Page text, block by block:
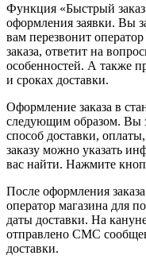
Функция «Быстрый
оформления заявки. Вы
вам перезвонит
заказа, ответит на
особенностей. А также
и сроках доставки.
Оформление заказа в
следующим образом. Вы
способ доставки,
заказу можно указать
вас найти. Нажмите
После оформления
оператор магазина для
даты доставки. На
отправлено СМС
доставки.